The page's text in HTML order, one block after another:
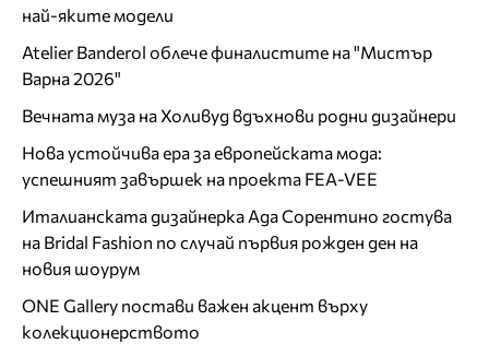
най-яките модели
Atelier Banderol облече финалистите на "Мистър
Варна 2026"
Вечната муза на Холивуд вдъхнови родни дизайнери
Нова устойчива ера за европейската мода:
успешният завършек на проекта FEA-VEE
Италианската дизайнерка Ада Сорентино гостува
на Bridal Fashion по случай първия рожден ден на
новия шоурум
ONE Gallery постави важен акцент върху
колекционерството